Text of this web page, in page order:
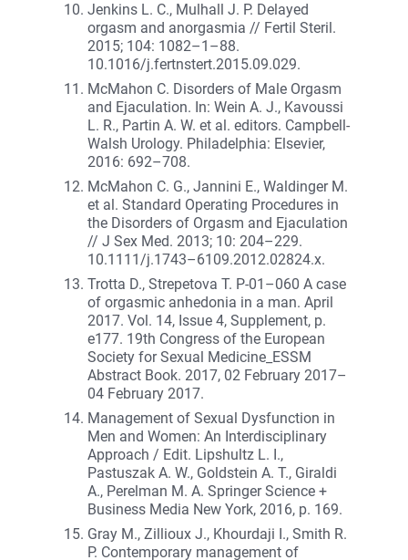
Jenkins L. C., Mulhall J. P. Delayed
orgasm and anorgasmia // Fertil Steril.
2015; 104: 1082–1–88.
10.1016/j.fertnstert.2015.09.029.
McMahon C. Disorders of Male Orgasm
and Ejaculation. In: Wein A. J., Kavoussi
L. R., Partin A. W. et al. editors. Campbell-
Walsh Urology. Philadelphia: Elsevier,
2016: 692–708.
McMahon C. G., Jannini E., Waldinger M.
et al. Standard Operating Procedures in
the Disorders of Orgasm and Ejaculation
// J Sex Med. 2013; 10: 204–229.
10.1111/j.1743–6109.2012.02824.x.
Trotta D., Strepetova T. P-01–060 A case
of orgasmic anhedonia in a man. April
2017. Vol. 14, Issue 4, Supplement, p.
e177. 19th Congress of the European
Society for Sexual Medicine_ESSM
Abstract Book. 2017, 02 February 2017–
04 February 2017.
Management of Sexual Dysfunction in
Men and Women: An Interdisciplinary
Approach / Edit. Lipshultz L. I.,
Pastuszak A. W., Goldstein A. T., Giraldi
A., Perelman M. A. Springer Science +
Business Media New York, 2016, p. 169.
Gray M., Zillioux J., Khourdaji I., Smith R.
P. Contemporary management of